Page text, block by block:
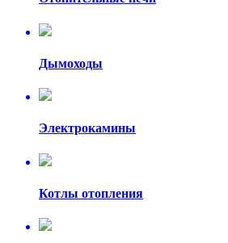
Дымоходы
Электрокамины
Котлы отопления